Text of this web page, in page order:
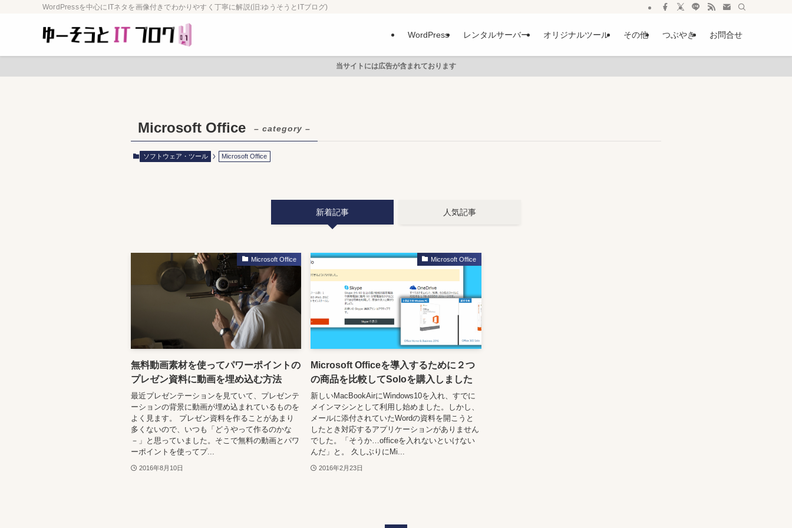
WordPressを中心にITネタを画像付きでわかりやすく丁寧に解説(旧:ゆうそうとITブログ)
WordPress レンタルサーバー オリジナルツール その他 つぶやき お問合せ
当サイトには広告が含まれております
Microsoft Office – category –
ソフトウェア・ツール Microsoft Office
新着記事 人気記事
Microsoft Office
無料動画素材を使ってパワーポイントの
プレゼン資料に動画を埋め込む方法
最近プレゼンテーションを見ていて、プレゼンテ
ーションの背景に動画が埋め込まれているものを
よく見ます。 プレゼン資料を作ることがあまり
多くないので、いつも「どうやって作るのかな
－」と思っていました。そこで無料の動画とパワ
ーポイントを使ってプ...
2016年8月10日
Microsoft Office
Microsoft Officeを導入するために２つ
の商品を比較してSoloを購入しました
新しいMacBookAirにWindows10を入れ、すでに
メインマシンとして利用し始めました。しかし、
メールに添付されていたWordの資料を開こうと
したとき対応するアプリケーションがありません
でした。「そうか…officeを入れないといけない
んだ」と。 久しぶりにMi...
2016年2月23日